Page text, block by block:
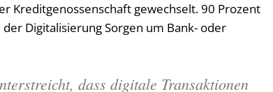
Kreditgenossenschaft gewechselt. 90 Prozent
Digitalisierung Sorgen um Bank- oder
dass digitale Transaktionen